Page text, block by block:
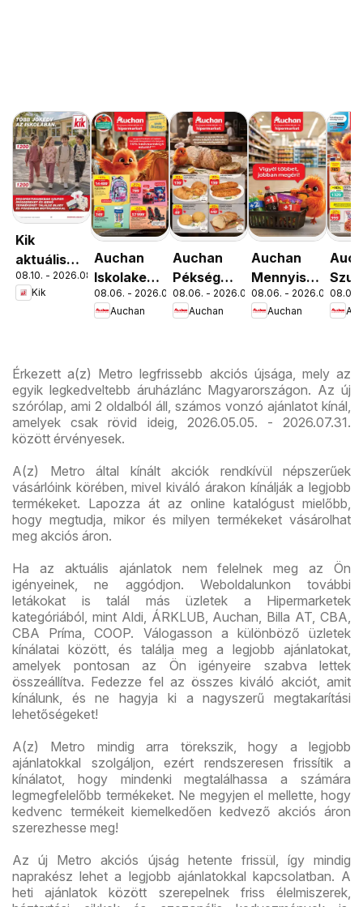
Kik
aktuális
akciós
újság
08.10. - 2026.08.16.
Kik
Auchan
Iskolakezdés
ajánlatok
08.06. - 2026.08.19.
Auchan
Auchan
Pékség
ajánlataink
08.06. - 2026.08.12.
Auchan
Auchan
Mennyiségi
kedvezmény
ajánlataink
08.06. - 2026.08.19.
Auchan
08.06.
Érkezett a(z) Metro legfrissebb akciós újsága, mely az
egyik legkedveltebb áruházlánc Magyarországon. Az új
szórólap, ami 2 oldalból áll, számos vonzó ajánlatot kínál,
amelyek csak rövid ideig, 2026.05.05. - 2026.07.31.
között érvényesek.
A(z) Metro által kínált akciók rendkívül népszerűek
vásárlóink körében, mivel kiváló árakon kínálják a legjobb
termékeket. Lapozza át az online katalógust mielőbb,
hogy megtudja, mikor és milyen termékeket vásárolhat
meg akciós áron.
Ha az aktuális ajánlatok nem felelnek meg az Ön
igényeinek, ne aggódjon. Weboldalunkon további
letákokat is talál más üzletek a Hipermarketek
kategóriából, mint Aldi, ÁRKLUB, Auchan, Billa AT, CBA,
CBA Príma, COOP. Válogasson a különböző üzletek
kínálatai között, és találja meg a legjobb ajánlatokat,
amelyek pontosan az Ön igényeire szabva lettek
összeállítva. Fedezze fel az összes kiváló akciót, amit
kínálunk, és ne hagyja ki a nagyszerű megtakarítási
lehetőségeket!
A(z) Metro mindig arra törekszik, hogy a legjobb
ajánlatokkal szolgáljon, ezért rendszeresen frissítik a
kínálatot, hogy mindenki megtalálhassa a számára
legmegfelelőbb termékeket. Ne megyjen el mellette, hogy
kedvenc termékeit kiemelkedően kedvező akciós áron
szerezhesse meg!
Az új Metro akciós újság hetente frissül, így mindig
naprakész lehet a legjobb ajánlatokkal kapcsolatban. A
heti ajánlatok között szerepelnek friss élelmiszerek,